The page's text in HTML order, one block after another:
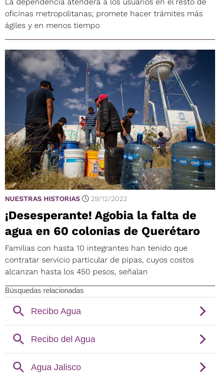
oficinas metropolitanas; promete hacer trámites más
ágiles y en menos tiempo
NUESTRAS HISTORIAS 29/12/2022
¡Desesperante! Agobia la falta de
agua en 60 colonias de Querétaro
Familias con hasta 10 integrantes han tenido que
contratar servicio particular de pipas, cuyos costos
alcanzan hasta los 450 pesos, señalan